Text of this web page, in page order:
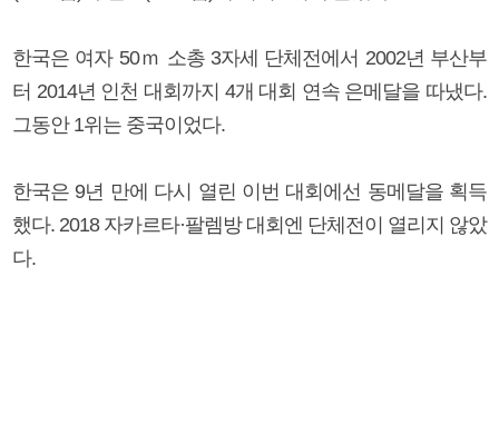
한국은 여자 50ｍ 소총 3자세 단체전에서 2002년 부산부
터 2014년 인천 대회까지 4개 대회 연속 은메달을 따냈다.
그동안 1위는 중국이었다.
한국은 9년 만에 다시 열린 이번 대회에선 동메달을 획득
했다. 2018 자카르타·팔렘방 대회엔 단체전이 열리지 않았
다.